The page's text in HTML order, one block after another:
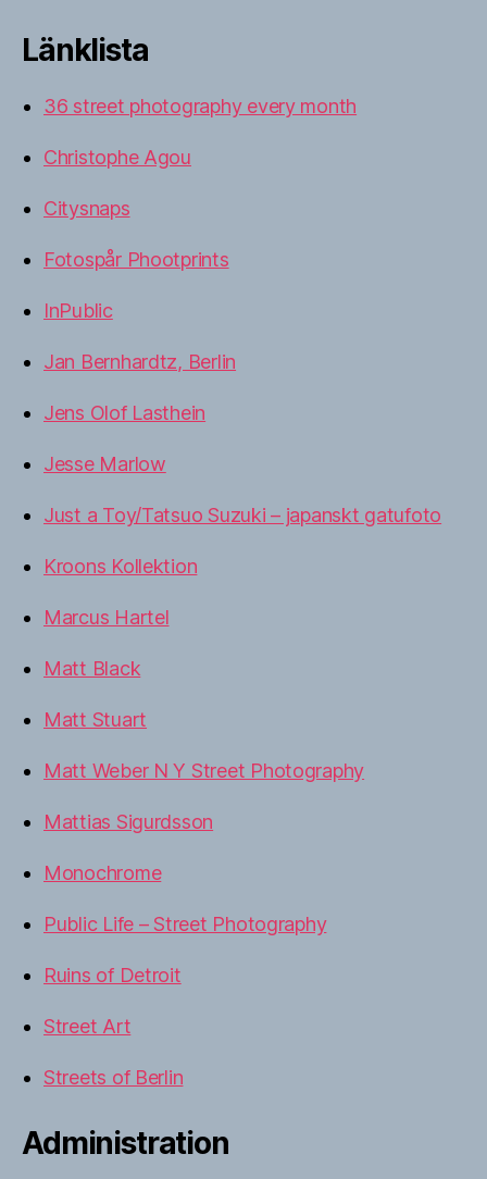
Länklista
36 street photography every month
Christophe Agou
Citysnaps
Fotospår Phootprints
InPublic
Jan Bernhardtz, Berlin
Jens Olof Lasthein
Jesse Marlow
Just a Toy/Tatsuo Suzuki – japanskt gatufoto
Kroons Kollektion
Marcus Hartel
Matt Black
Matt Stuart
Matt Weber N Y Street Photography
Mattias Sigurdsson
Monochrome
Public Life – Street Photography
Ruins of Detroit
Street Art
Streets of Berlin
Administration